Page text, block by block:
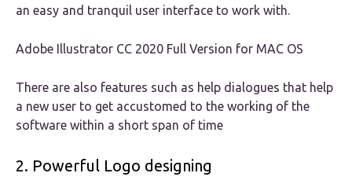
an easy and tranquil user interface to work with.
Adobe Illustrator CC 2020 Full Version for MAC OS
There are also features such as help dialogues that help
a new user to get accustomed to the working of the
software within a short span of time
2. Powerful Logo designing